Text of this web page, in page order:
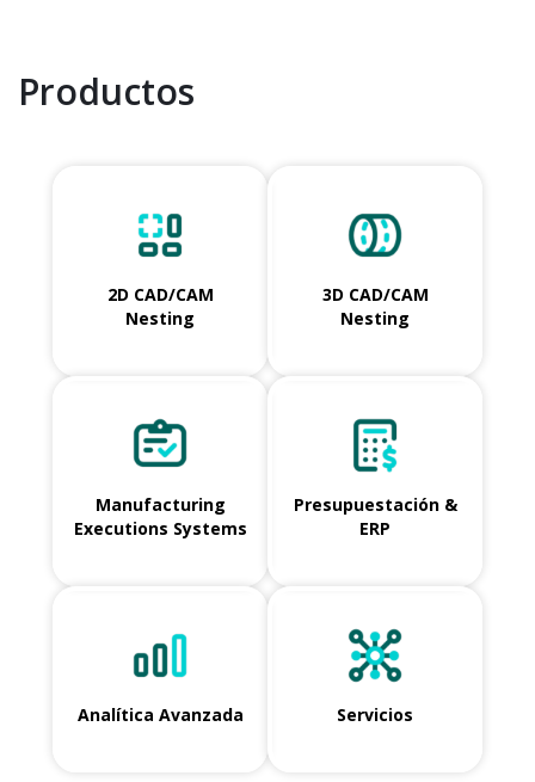
Productos
2D CAD/CAM
Nesting
3D CAD/CAM
Nesting
Manufacturing
Executions Systems
Presupuestación &
ERP
Analítica Avanzada Servicios